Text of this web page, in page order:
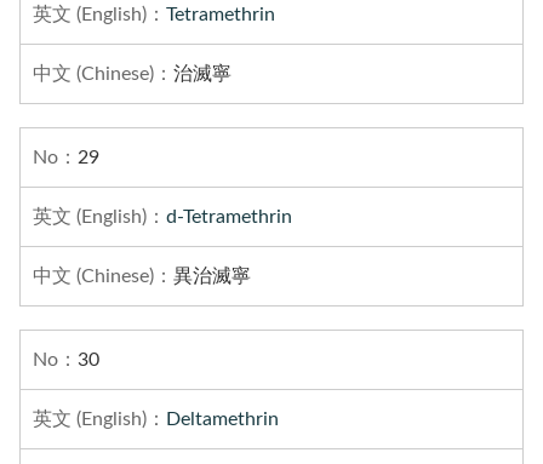
Tetramethrin
治滅寧
29
d-Tetramethrin
異治滅寧
30
Deltamethrin